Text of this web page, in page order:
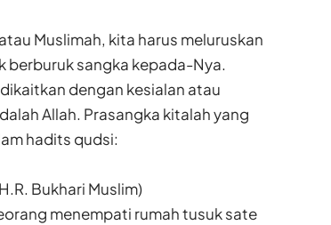
Muslimah, kita harus meluruskan
berburuk sangka kepada-Nya.
dengan kesialan atau
Allah. Prasangka kitalah yang
hadits qudsi:
Bukhari Muslim)
menempati rumah tusuk sate